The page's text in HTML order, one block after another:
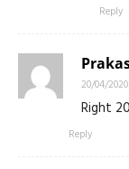
Reply
20/04/
Right
Reply